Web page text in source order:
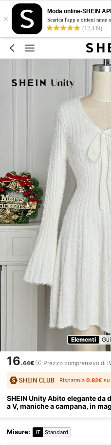
×
Moda online-SHEIN
Scarica l'app e ottieni tante
(12,439)
Elementi
16.44€ Prezzo comprensivo di
Risparmia0.82€ su
SHEIN Unity Abito elegante da
a V, maniche a campana, in
Misure: IT Standard